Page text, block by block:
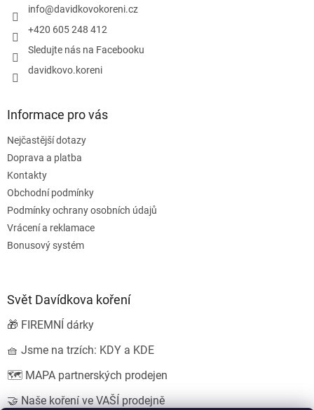
info@davidkovokoreni.cz
+420 605 248 412
Sledujte nás na Facebooku
davidkovo.koreni
Informace pro vás
Nejčastější dotazy
Doprava a platba
Kontakty
Obchodní podmínky
Podmínky ochrany osobních údajů
Vrácení a reklamace
Bonusový systém
Svět Davídkova koření
🎁 FIREMNÍ dárky
🧺 Jsme na trzích: KDY a KDE
🗺️ MAPA partnerských prodejen
🤝 Naše koření ve VAŠÍ prodejně